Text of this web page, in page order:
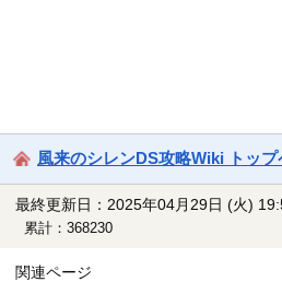
風来のシレンDS攻略Wiki トップ
最終更新日：2025年04月29日 (火)
累計：368230
関連ページ